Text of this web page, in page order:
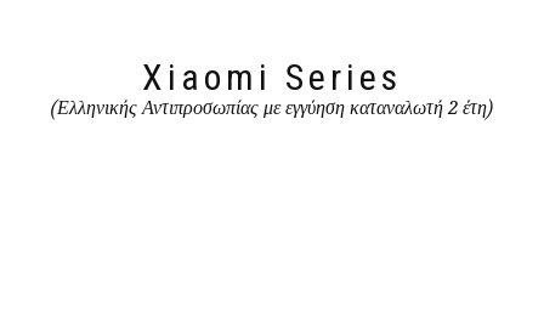
Xiaomi Series
(Ελληνικής Αντιπροσωπίας με εγγύηση καταναλωτή 2 έτη)